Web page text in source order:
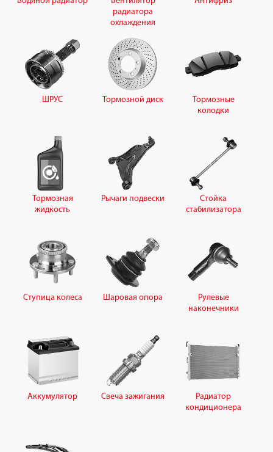
радиатора
охлаждения
ШРУС Тормозной диск
Тормозные
колодки
Тормозная
жидкость
Рычаги подвески
Стойка
стабилизатора
Ступица колеса Шаровая опора
Рулевые
наконечники
Аккумулятор Свеча зажигания
Радиатор
кондиционера